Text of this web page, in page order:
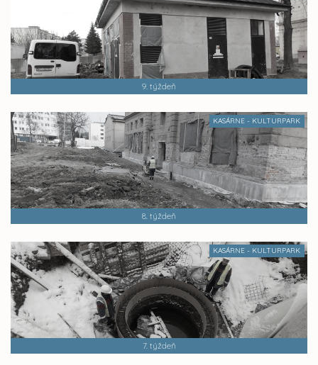
9. týždeň
KASÁRNE - KULTURPARK
8. týždeň
KASÁRNE - KULTURPARK
7. týždeň